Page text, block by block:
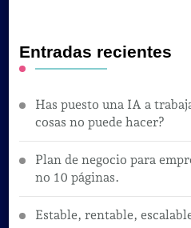
Entradas recientes
Has puesto una IA a
cosas no puede hacer?
Plan de negocio para
no 10 páginas.
Estable, rentable,